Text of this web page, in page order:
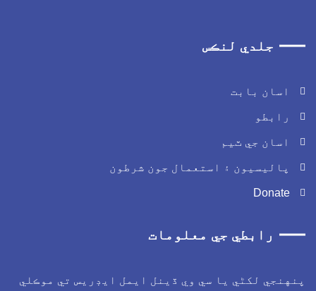
جلدي لنڪس
اسان بابت
رابطو
اسان جي ٽيم
پاليسيون ۽ استعمال جون شرطون
Donate
رابطي جي معلومات
لکڻي يا سي وي ڏينل ايمل ايڊريس تي موڪلي